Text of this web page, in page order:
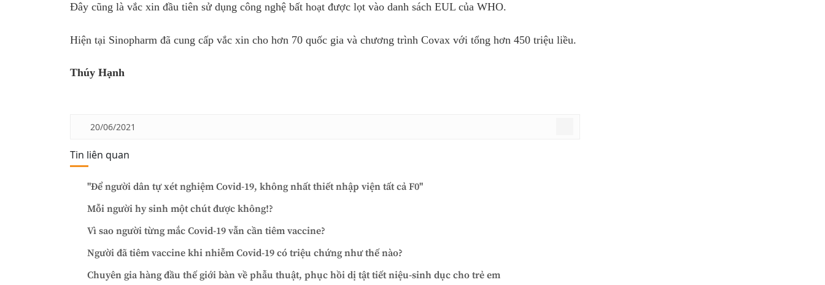
Đây cũng là vắc xin đầu tiên sử dụng công nghệ bất hoạt được lọt vào danh sách EUL của WHO.
Hiện tại Sinopharm đã cung cấp vắc xin cho hơn 70 quốc gia và chương trình Covax với tổng hơn 450 triệu liều.
Thúy Hạnh
20/06/2021
Tin liên quan
"Để người dân tự xét nghiệm Covid-19, không nhất thiết nhập viện tất cả F0"
Mỗi người hy sinh một chút được không!?
Vì sao người từng mắc Covid-19 vẫn cần tiêm vaccine?
Người đã tiêm vaccine khi nhiễm Covid-19 có triệu chứng như thế nào?
Chuyên gia hàng đầu thế giới bàn về phẫu thuật, phục hồi dị tật tiết niệu-sinh dục cho trẻ em